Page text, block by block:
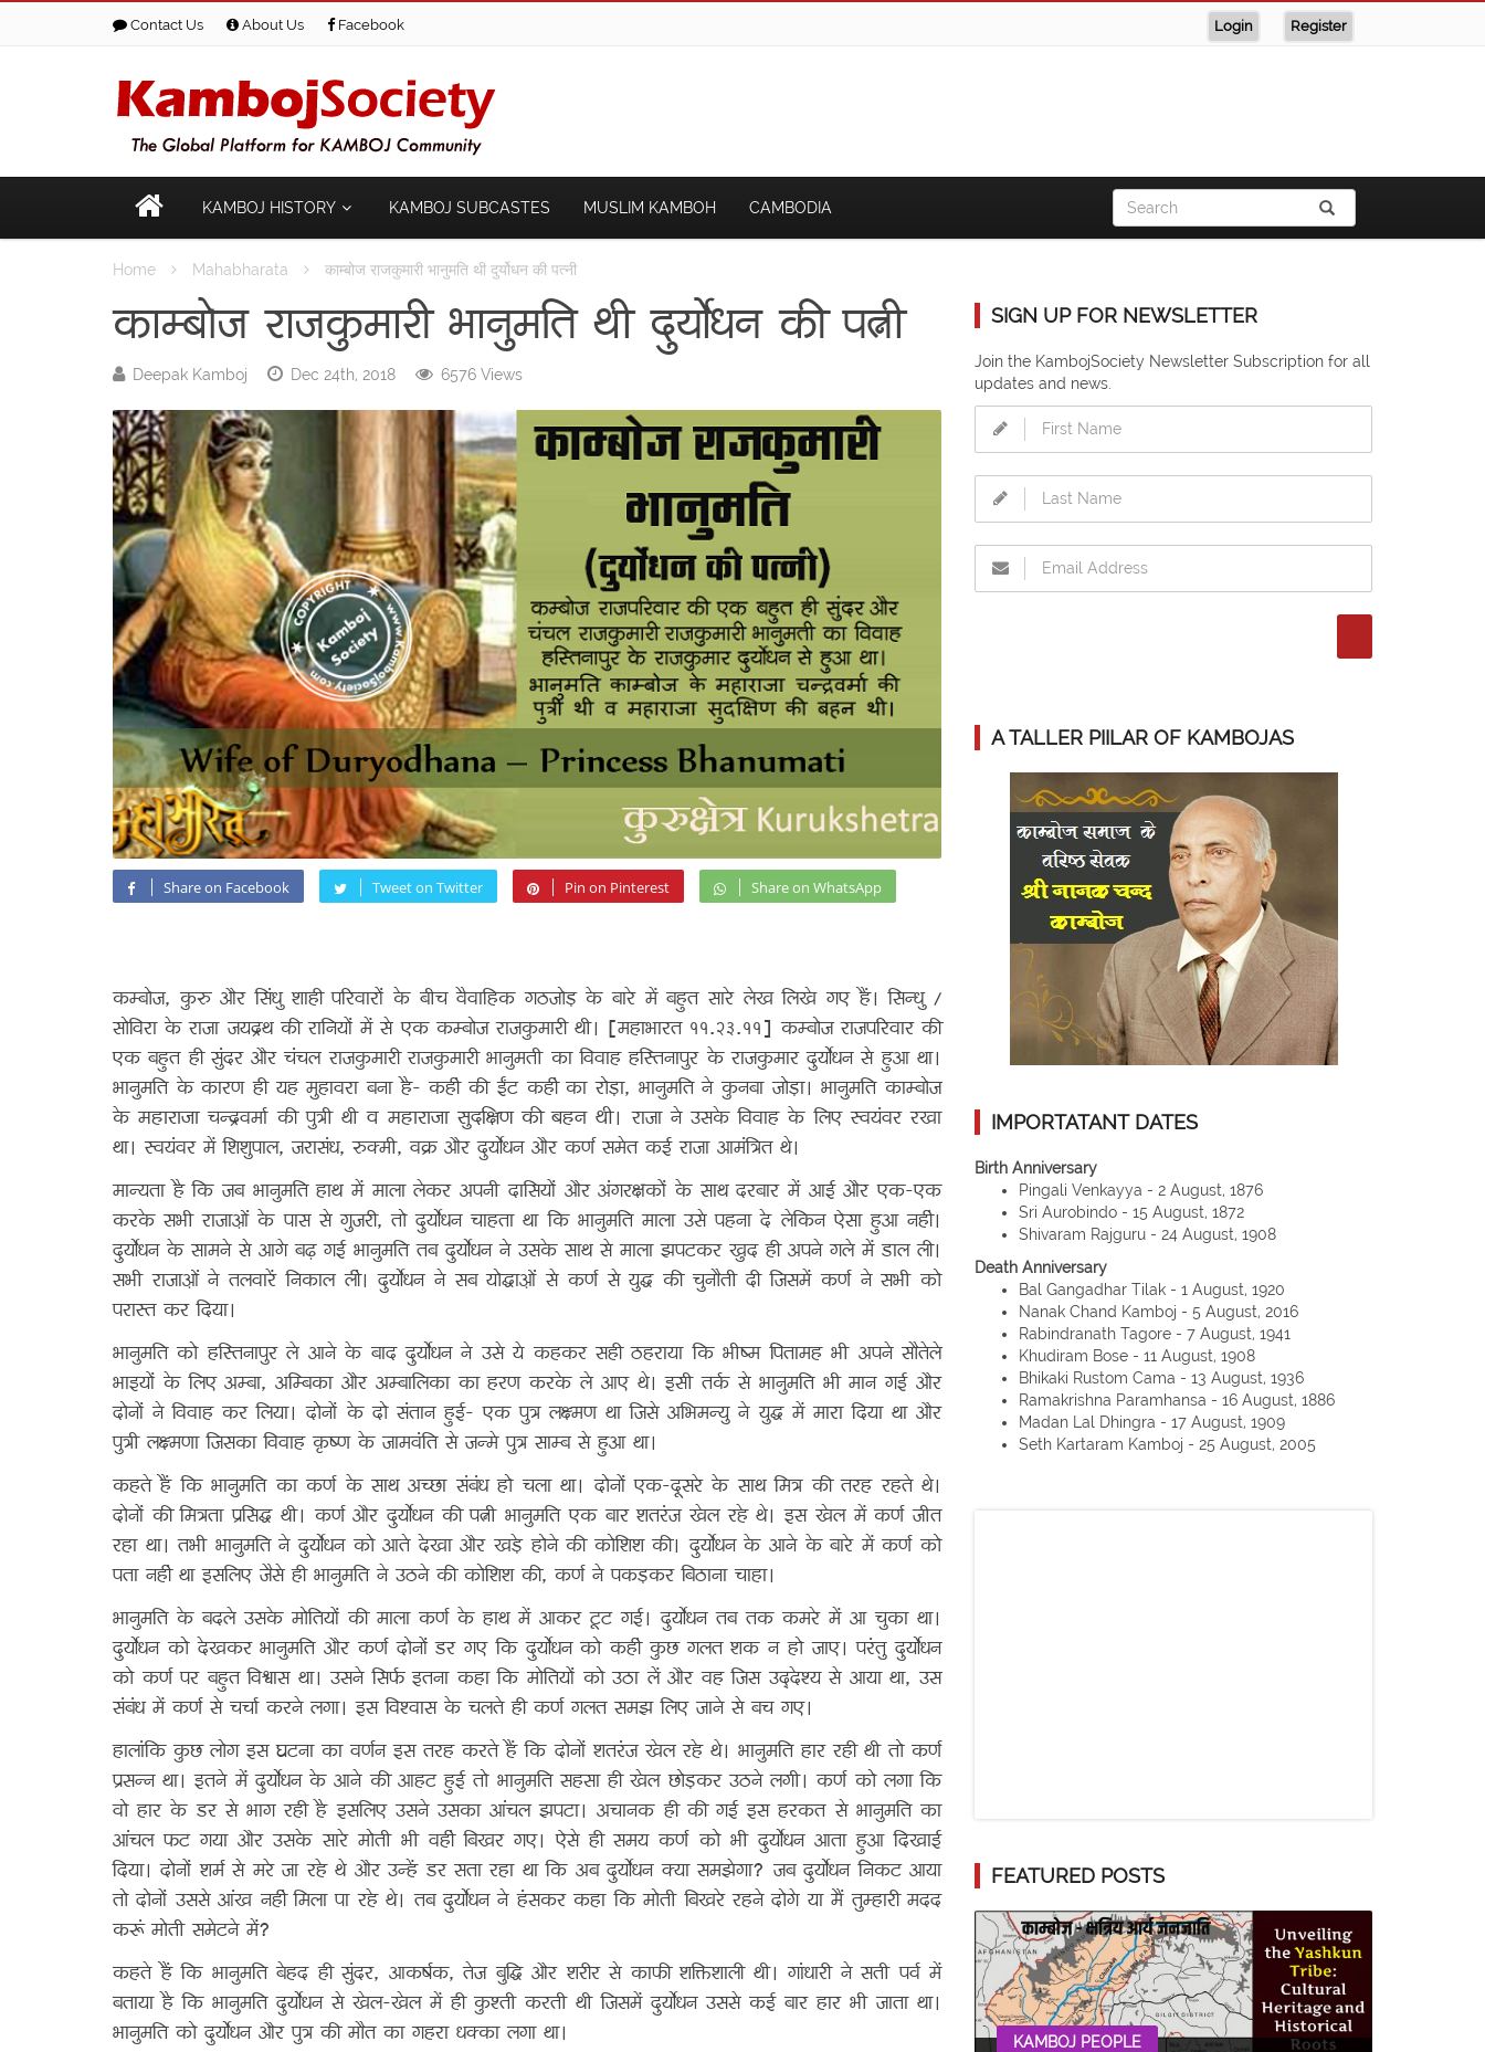
Contact Us About Us Facebook Login Register
KAMBOJ HISTORY KAMBOJ SUBCASTES MUSLIM KAMBOH CAMBODIA
Home Mahabharata काम्बोज राजकुमारी भानुमति थी दुर्योधन की पत्नी
काम्बोज राजकुमारी भानुमति थी दुर्योधन की पत्नी
Deepak Kamboj Dec 24th, 2018 6576 Views
Share on Facebook Tweet on Twitter Pin on Pinterest Share on WhatsApp
कम्बोज, कुरु और सिंधु शाही परिवारों के बीच वैवाहिक गठजोड़ के बारे में बहुत सारे लेख लिखे गए हैं। सिन्धु /
सोविरा के राजा जयद्रथ की रानियों में से एक कम्बोज राजकुमारी थी। [महाभारत ११.२३.११] कम्बोज राजपरिवार की
एक बहुत ही सुंदर और चंचल राजकुमारी राजकुमारी भानुमती का विवाह हस्तिनापुर के राजकुमार दुर्योधन से हुआ था।
भानुमति के कारण ही यह मुहावरा बना है- कहीं की ईंट कहीं का रोड़ा, भानुमति ने कुनबा जोड़ा। भानुमति काम्बोज
केमहाराजाचन्द्रवर्मा की पुत्री थीवमहाराजा सुदक्षिण की बहन थी। राजा ने उसके विवाह के लिए स्वयंवर रखा
था। स्वयंवर में शिशुपाल, जरासंध, रुक्मी, वक्र और दुर्योधन और कर्ण समेत कई राजा आमंत्रित थे।
मान्यता है कि जब भानुमति हाथ में माला लेकर अपनी दासियों और अंगरक्षकों के साथ दरबार में आई और एक-एक
करके सभी राजाओं के पास से गुजरी, तो दुर्योधन चाहता था कि भानुमति माला उसे पहना दे लेकिन ऐसा हुआ नहीं।
दुर्योधन के सामने से आगे बढ़ गई भानुमति तब दुर्योधन ने उसके साथ से माला झपटकर खुद ही अपने गले में डाल ली।
सभी राजाओं ने तलवारें निकाल लीं। दुर्योधन ने सब योद्धाओं से कर्ण से युद्ध की चुनौती दी जिसमें कर्ण ने सभी को
परास्त कर दिया।
भानुमति को हस्तिनापुर ले आने के बाद दुर्योधन ने उसे ये कहकर सही ठहराया कि भीष्म पितामह भी अपने सौतेले
भाइयों के लिए अम्बा, अम्बिका और अम्बालिका का हरण करके ले आए थे। इसी तर्क से भानुमति भी मान गई और
दोनों ने विवाह कर लिया। दोनों के दो संतान हुई- एक पुत्र लक्ष्मण था जिसे अभिमन्यु ने युद्ध में मारा दिया था और
पुत्री लक्ष्मणा जिसका विवाह कृष्ण के जामवंति से जन्मे पुत्र साम्ब से हुआ था।
कहते हैं कि भानुमति का कर्ण के साथ अच्छा संबंध हो चला था। दोनों एक-दूसरे के साथ मित्र की तरह रहते थे।
दोनों की मित्रता प्रसिद्ध थी। कर्ण और दुर्योधन की पत्नी भानुमति एक बार शतरंज खेल रहे थे। इस खेल में कर्ण जीत
रहा था। तभी भानुमति ने दुर्योधन को आते देखा और खड़े होने की कोशिश की। दुर्योधन के आने के बारे में कर्ण को
पता नहीं था इसलिए जैसे ही भानुमति ने उठने की कोशिश की, कर्ण ने पकड़कर बिठाना चाहा।
भानुमति के बदले उसके मोतियों की माला कर्ण के हाथ में आकर टूट गई। दुर्योधन तब तक कमरे में आ चुका था।
दुर्योधन को देखकर भानुमति और कर्ण दोनों डर गए कि दुर्योधन को कहीं कुछ गलत शक न हो जाए। परंतु दुर्योधन
को कर्ण पर बहुत विश्वास था। उसने सिर्फ इतना कहा कि मोतियों को उठा लें और वह जिस उद्देश्य से आया था, उस
संबंध में कर्ण से चर्चा करने लगा। इस विश्‍वास के चलते ही कर्ण गलत समझ लिए जाने से बच गए।
हालांकि कुछ लोग इस घटना का वर्णन इस तरह करते हैं कि दोनों शतरंज खेल रहे थे। भानुमति हार रही थी तो कर्ण
प्रसन्न था। इतने में दुर्योधन के आने की आहट हुई तो भानुमति सहसा ही खेल छोड़कर उठने लगी। कर्ण को लगा कि
वो हार के डर से भाग रही है इसलिए उसने उसका आंचल झपटा। अचानक ही की गई इस हरकत से भानुमति का
आंचल फट गया और उसके सारे मोती भी वहीं बिखर गए। ऐसे ही समय कर्ण को भी दुर्योधन आता हुआ दिखाई
दिया। दोनों शर्म से मरे जा रहे थे और उन्हें डर सता रहा था कि अब दुर्योधन क्या समझेगा? जब दुर्योधन निकट आया
तो दोनों उससे आंख नहीं मिला पा रहे थे। तब दुर्योधन ने हंसकर कहा कि मोती बिखरे रहने दोगे या मैं तुम्हारी मदद
करूं मोती समेटने में?
कहते हैं कि भानुमति बेहद ही सुंदर, आकर्षक, तेज बुद्धि और शरीर से काफी शक्तिशाली थी। गांधारी ने सती पर्व में
बताया है कि भानुमति दुर्योधन से खेल-खेल में ही कुश्ती करती थी जिसमें दुर्योधन उससे कई बार हार भी जाता था।
भानुमति को दुर्योधन और पुत्र की मौत का गहरा धक्का लगा था।
SIGN UP FOR NEWSLETTER
Join the KambojSociety Newsletter Subscription for all
updates and news.
A TALLER PIILAR OF KAMBOJAS
IMPORTATANT DATES
Birth Anniversary
Pingali Venkayya - 2 August, 1876
Sri Aurobindo - 15 August, 1872
Shivaram Rajguru - 24 August, 1908
Death Anniversary
Bal Gangadhar Tilak - 1 August, 1920
Nanak Chand Kamboj - 5 August, 2016
Rabindranath Tagore - 7 August, 1941
Khudiram Bose - 11 August, 1908
Bhikaki Rustom Cama - 13 August, 1936
Ramakrishna Paramhansa - 16 August, 1886
Madan Lal Dhingra - 17 August, 1909
Seth Kartaram Kamboj - 25 August, 2005
FEATURED POSTS
KAMBOJ PEOPLE